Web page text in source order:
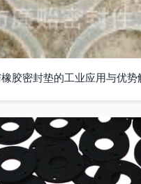
胶密封垫的工业应用与优势